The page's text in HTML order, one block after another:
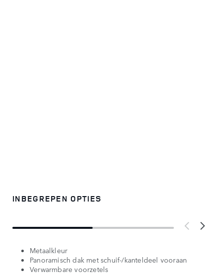
INBEGREPEN OPTIES
Metaalkleur
Panoramisch dak met schuif-/kanteldeel vooraan
Verwarmbare voorzetels